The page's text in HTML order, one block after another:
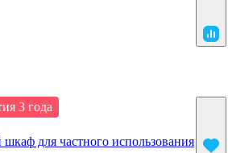
3 года
для частного использования